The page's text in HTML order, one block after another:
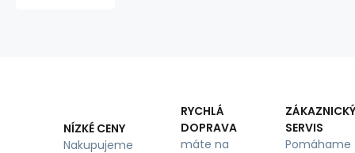
NÍZKÉ CENY
Nakupujeme
RYCHLÁ
DOPRAVA
máte na
ZÁKAZNICKÝ
SERVIS
Pomáhame